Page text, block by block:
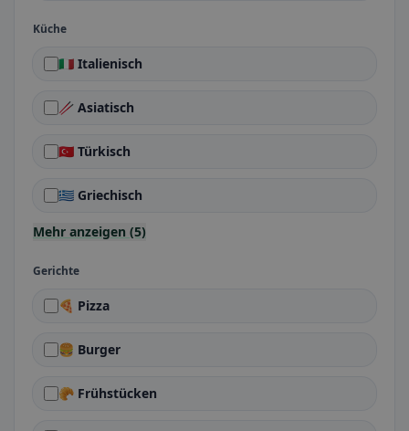
Küche
🇮🇹 Italienisch
🥢 Asiatisch
🇹🇷 Türkisch
🇬🇷 Griechisch
Mehr anzeigen (5)
Gerichte
🍕 Pizza
🍔 Burger
🥐 Frühstücken